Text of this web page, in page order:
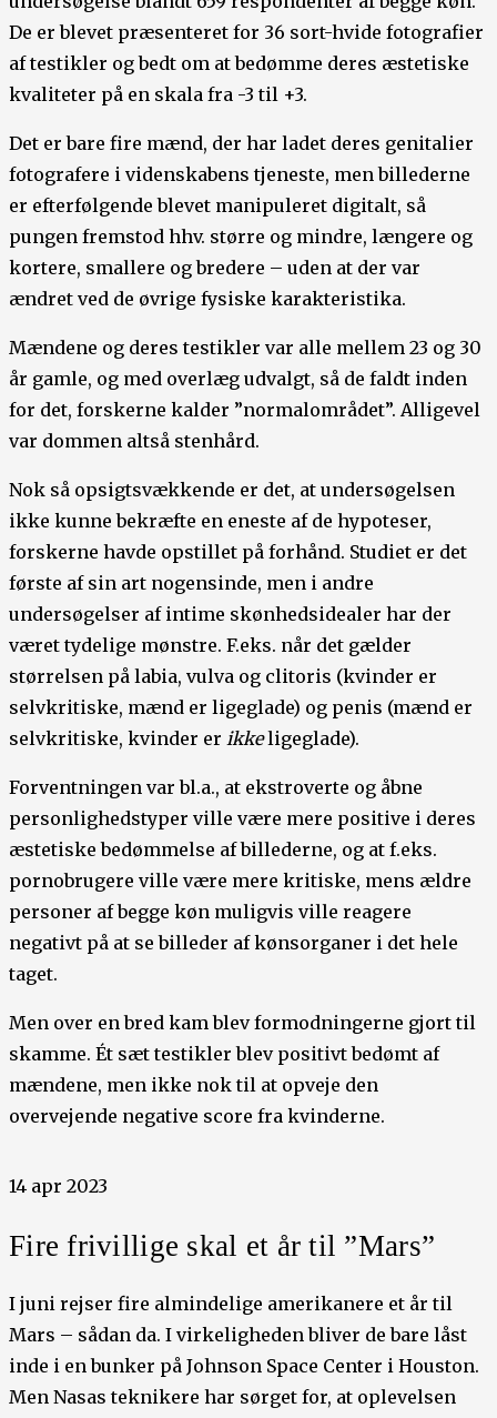
De er blevet præsenteret for 36 sort-hvide fotografier
af testikler og bedt om at bedømme deres æstetiske
kvaliteter på en skala fra -3 til +3.
Det er bare fire mænd, der har ladet deres genitalier
fotografere i videnskabens tjeneste, men billederne
er efterfølgende blevet manipuleret digitalt, så
pungen fremstod hhv. større og mindre, længere og
kortere, smallere og bredere – uden at der var
ændret ved de øvrige fysiske karakteristika.
Mændene og deres testikler var alle mellem 23 og 30
år gamle, og med overlæg udvalgt, så de faldt inden
for det, forskerne kalder ”normalområdet”. Alligevel
var dommen altså stenhård.
Nok så opsigtsvækkende er det, at undersøgelsen
ikke kunne bekræfte en eneste af de hypoteser,
forskerne havde opstillet på forhånd. Studiet er det
første af sin art nogensinde, men i andre
undersøgelser af intime skønhedsidealer har der
været tydelige mønstre. F.eks. når det gælder
størrelsen på labia, vulva og clitoris (kvinder er
selvkritiske, mænd er ligeglade) og penis (mænd er
selvkritiske, kvinder er ikkeligeglade).
Forventningen var bl.a., at ekstroverte og åbne
personlighedstyper ville være mere positive i deres
æstetiske bedømmelse af billederne, og at f.eks.
pornobrugere ville være mere kritiske, mens ældre
personer af begge køn muligvis ville reagere
negativt på at se billeder af kønsorganer i det hele
taget.
Men over en bred kam blev formodningerne gjort til
skamme. Ét sæt testikler blev positivt bedømt af
mændene, men ikke nok til at opveje den
overvejende negative score fra kvinderne.
14 apr 2023
Fire frivillige skal et år til ”Mars”
I juni rejser fire almindelige amerikanere et år til
Mars – sådan da. I virkeligheden bliver de bare låst
inde i en bunker på Johnson Space Center i Houston.
Men Nasas teknikere har sørget for, at oplevelsen